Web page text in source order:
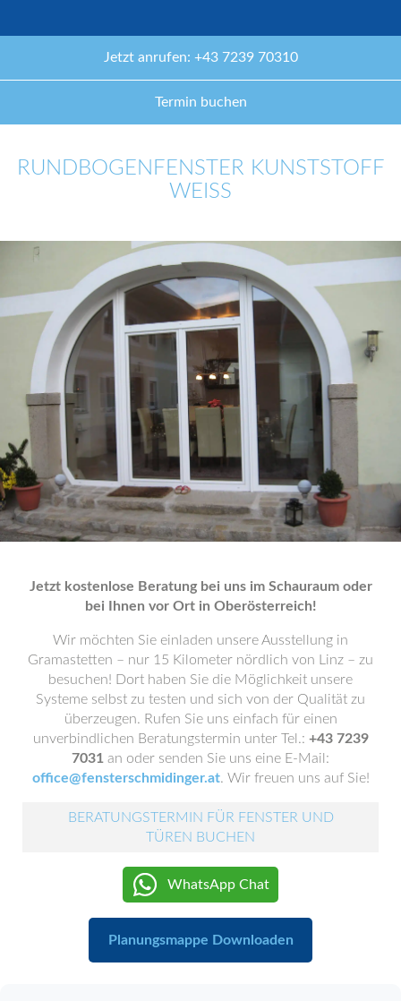
Jetzt anrufen: +43 7239 70310
Termin buchen
RUNDBOGENFENSTER KUNSTSTOFF
WEISS
Jetzt kostenlose Beratung bei uns im Schauraum oder
bei Ihnen vor Ort in Oberösterreich!
Wir möchten Sie einladen unsere Ausstellung in
Gramastetten – nur 15 Kilometer nördlich von Linz – zu
besuchen! Dort haben Sie die Möglichkeit unsere
Systeme selbst zu testen und sich von der Qualität zu
überzeugen. Rufen Sie uns einfach für einen
unverbindlichen Beratungstermin unter Tel.: +43 7239
7031 an oder senden Sie uns eine E-Mail:
office@fensterschmidinger.at. Wir freuen uns auf Sie!
BERATUNGSTERMIN FÜR FENSTER UND
TÜREN BUCHEN
WhatsApp Chat
Planungsmappe Downloaden